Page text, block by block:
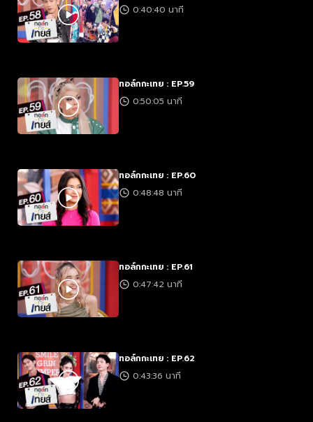
0:40:40 นาที
ทอล์กกะเทย : EP.59
0:50:05 นาที
ทอล์กกะเทย : EP.60
0:48:48 นาที
ทอล์กกะเทย : EP.61
0:47:42 นาที
ทอล์กกะเทย : EP.62
0:43:36 นาที